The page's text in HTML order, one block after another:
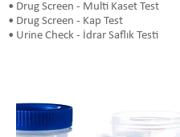
• Drug Screen - Multi Kaset Test
• Drug Screen - Kap Test
• Urine Check - İdrar Saflık Testi